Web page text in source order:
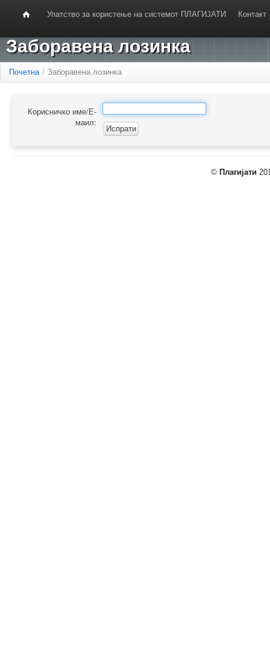
Упатство за користење на системот ПЛАГИЈАТИ Контакт
Заборавена лозинка
Почетна / Заборавена лозинка
Корисничко име/Е-
маил:
© Плагијати